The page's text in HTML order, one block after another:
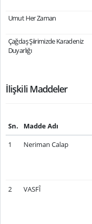
Umut Her Zaman
Çağdaş Şiirimizde Karadeniz
Duyarlığı
İlişkili Maddeler
Sn. Madde Adı
1
Neriman Calap
2 VASFÎ